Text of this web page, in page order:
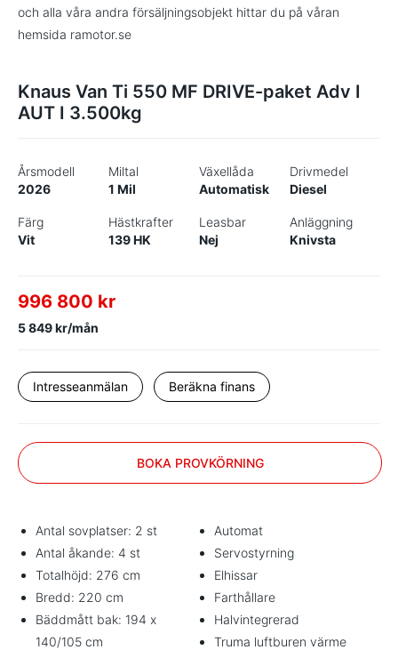
och alla våra andra försäljningsobjekt hittar du på våran
hemsida ramotor.se
Knaus Van Ti 550 MF DRIVE-paket Adv I
AUT I 3.500kg
Årsmodell
2026
Miltal
1 Mil
Växellåda
Automatisk
Drivmedel
Diesel
Färg
Vit
Hästkrafter
139 HK
Leasbar
Nej
Anläggning
Knivsta
996 800 kr
5 849 kr/mån
Intresseanmälan Beräkna finans
BOKA PROVKÖRNING
Antal sovplatser: 2 st
Antal åkande: 4 st
Totalhöjd: 276 cm
Bredd: 220 cm
Bäddmått bak: 194 x
140/105 cm
Automat
Servostyrning
Elhissar
Farthållare
Halvintegrerad
Truma luftburen värme